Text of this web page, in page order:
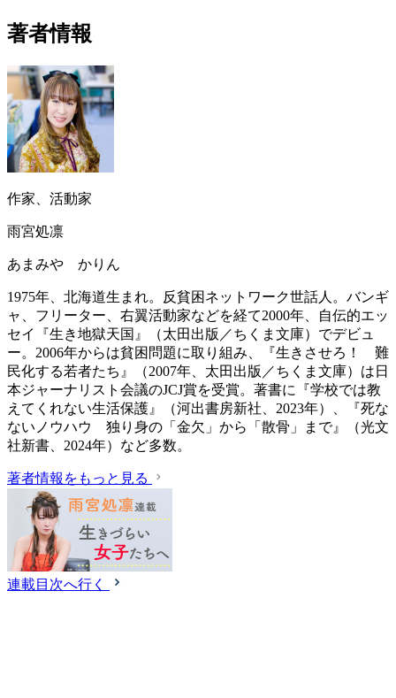
著者情報
作家、活動家
雨宮処凛
あまみや かりん
1975年、北海道生まれ。反貧困ネットワーク世話人。バンギ
ャ、フリーター、右翼活動家などを経て2000年、自伝的エッ
セイ『生き地獄天国』（太田出版／ちくま文庫）でデビュ
ー。2006年からは貧困問題に取り組み、『生きさせろ！ 難
民化する若者たち』（2007年、太田出版／ちくま文庫）は日
本ジャーナリスト会議のJCJ賞を受賞。著書に『学校では教
えてくれない生活保護』（‎河出書房新社、2023年）、『死な
ないノウハウ 独り身の「金欠」から「散骨」まで』（光文
社新書、2024年）など多数。
著者情報をもっと見る
連載目次へ行く